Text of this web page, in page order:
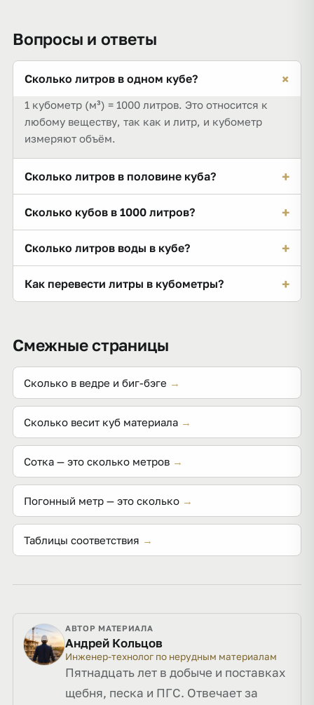
Вопросы и ответы
Сколько литров в одном кубе? +
1 кубометр (м³) = 1000 литров. Это относится к
любому веществу, так как и литр, и кубометр
измеряют объём.
Сколько литров в половине куба? +
литров, 0,1 м³ — 100 литров.
Сколько кубов в 1000 литров? +
еврокуба (IBC-ёмкости).
Сколько литров воды в кубе? +
1000 кг (1 тонна), так как плотность воды ≈ 1 кг/л.
Как перевести литры в кубометры? +
Смежные страницы
Сколько в ведре и биг-бэге →
Сколько весит куб материала →
Сотка — это сколько метров →
Погонный метр — это сколько →
Таблицы соответствия →
АВТОР МАТЕРИАЛА
Андрей Кольцов
Инженер-технолог по нерудным материалам
Пятнадцать лет в добыче и поставках
щебня, песка и ПГС. Отвечает за